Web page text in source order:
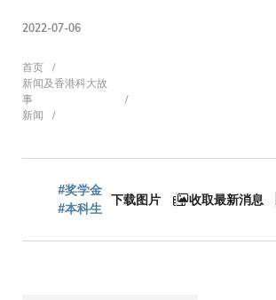
2022-07-06
面
包
屑
首页
新闻及香港科大故
事
新闻
#奖学金
#本科生
下载图片 收取最新消息